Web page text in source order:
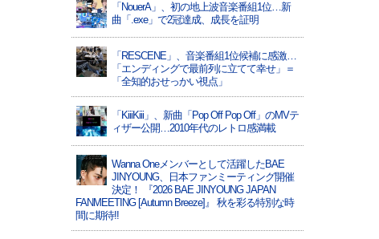
「NouerA」、初の地上波音楽番組1位…新
曲「.exe」で2冠達成、成長を証明
「RESCENE」、音楽番組1位候補に感激…
「エンディングで最前列に立てて幸せ」＝
「全知的おせっかい視点」
「KiiiKiii」、新曲「Pop Off Pop Off」のMVテ
ィザー公開…2010年代のレトロ感満載
Wanna Oneメンバーとして活躍したBAE
JINYOUNG、日本ファンミーティング開催
決定！ 『2026 BAE JINYOUNG JAPAN
FANMEETING [Autumn Breeze]』 秋を彩る特別な時
間に期待!!